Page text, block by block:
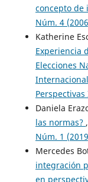
concepto de
Núm. 4
Katherine
Experiencia
Elecciones
Daniela
las normas? ,
Núm. 1
Mercedes
integración
en